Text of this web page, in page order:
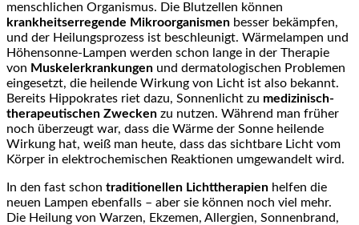
menschlichen Organismus. Die Blutzellen können
krankheitserregende Mikroorganismen besser bekämpfen,
und der Heilungsprozess ist beschleunigt. Wärmelampen und
Höhensonne-Lampen werden schon lange in der Therapie
von Muskelerkrankungen und dermatologischen Problemen
eingesetzt, die heilende Wirkung von Licht ist also bekannt.
Bereits Hippokrates riet dazu, Sonnenlicht zu medizinisch-
therapeutischen Zwecken zu nutzen. Während man früher
noch überzeugt war, dass die Wärme der Sonne heilende
Wirkung hat, weiß man heute, dass das sichtbare Licht vom
Körper in elektrochemischen Reaktionen umgewandelt wird.
In den fast schon traditionellen Lichttherapien helfen die
neuen Lampen ebenfalls – aber sie können noch viel mehr.
Die Heilung von Warzen, Ekzemen, Allergien, Sonnenbrand,